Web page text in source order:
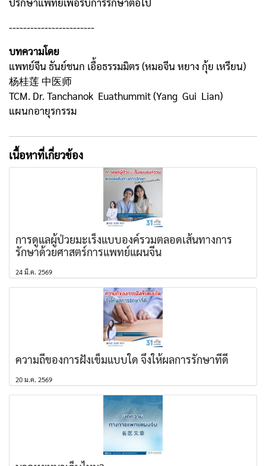
------------------------
บทความโดย
แพทย์จีน ธันย์ชนก เอื้อธรรมมิตร (หมอจีน หยาง กุ้ย เหรียน)
杨桂莲 中医师
TCM. Dr. Tanchanok Euathummit (Yang Gui Lian)
แผนกอายุรกรรม
เนื้อหาที่เกี่ยวข้อง
การดูแลผู้ป่วยมะเร็งแบบองค์รวมตลอดเส้นทางการ
รักษาด้วยศาสตร์การแพทย์แผนจีน
24 มี.ค. 2569
ความถี่ของการฝังเข็มแบบใด จึงให้ผลการรักษาที่ดี
20 ม.ค. 2569